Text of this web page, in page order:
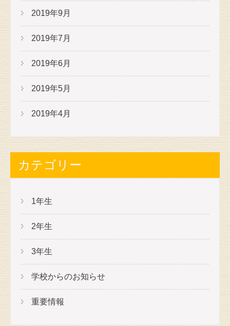
2019年9月
2019年7月
2019年6月
2019年5月
2019年4月
カテゴリー
1年生
2年生
3年生
学校からのお知らせ
重要情報